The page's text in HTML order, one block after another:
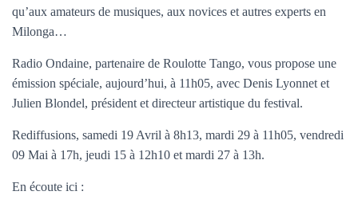
qu’aux amateurs de musiques, aux novices et autres experts en
Milonga…
Radio Ondaine, partenaire de Roulotte Tango, vous propose une
émission spéciale, aujourd’hui, à 11h05, avec Denis Lyonnet et
Julien Blondel, président et directeur artistique du festival.
Rediffusions, samedi 19 Avril à 8h13, mardi 29 à 11h05, vendredi
09 Mai à 17h, jeudi 15 à 12h10 et mardi 27 à 13h.
En écoute ici :